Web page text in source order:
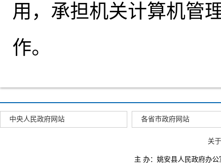
用 ， 承担机关计算机管
作。
中央人民政府网站 各省市政府网站
关
主 办：姚安县人民政府办